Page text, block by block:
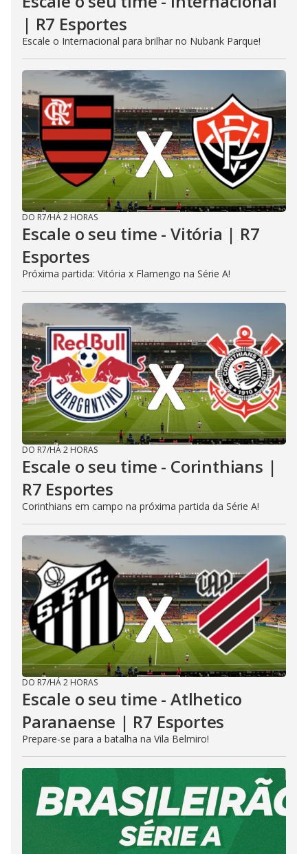
| R7 Esportes
Escale o Internacional para brilhar no Nubank Parque!
DO R7/HÁ 2 HORAS
Escale o seu time - Vitória | R7
Esportes
Próxima partida: Vitória x Flamengo na Série A!
DO R7/HÁ 2 HORAS
Escale o seu time - Corinthians |
R7 Esportes
Corinthians em campo na próxima partida da Série A!
DO R7/HÁ 2 HORAS
Escale o seu time - Atlhetico
Paranaense | R7 Esportes
Prepare-se para a batalha na Vila Belmiro!